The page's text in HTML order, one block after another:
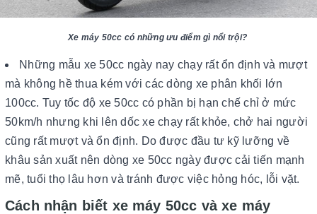
Xe máy 50cc có những ưu điểm gì nổi trội?
Những mẫu xe 50cc ngày nay chạy rất ổn định và mượt
mà không hề thua kém với các dòng xe phân khối lớn
100cc. Tuy tốc độ xe 50cc có phần bị hạn chế chỉ ở mức
50km/h nhưng khi lên dốc xe chạy rất khỏe, chở hai người
cũng rất mượt và ổn định. Do được đầu tư kỹ lưỡng về
khâu sản xuất nên dòng xe 50cc ngày được cải tiến mạnh
mẽ, tuổi thọ lâu hơn và tránh được việc hỏng hóc, lỗi vặt.
Cách nhận biết xe máy 50cc và xe máy